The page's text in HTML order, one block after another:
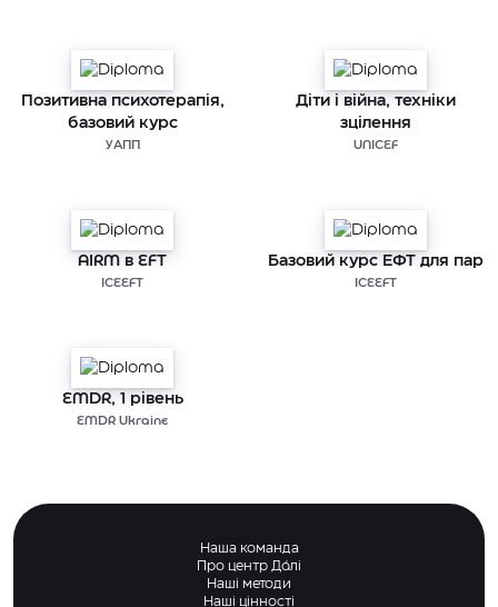
Позитивна психотерапія,
базовий курс
УАПП
Діти і війна, техніки
зцілення
UNICEF
AIRM в EFT
ICEEFT
Базовий курс ЕФТ для пар
ICEEFT
EMDR, 1 рівень
EMDR Ukraine
Наша команда
Про центр Дáлі
Наші методи
Наші цінності